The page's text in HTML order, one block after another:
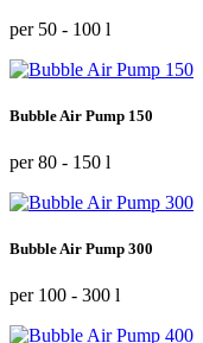
per 50 - 100 l
Bubble Air Pump 150
per 80 - 150 l
Bubble Air Pump 300
per 100 - 300 l